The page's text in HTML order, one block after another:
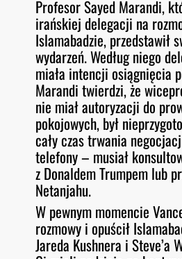
Profesor Sayed Marandi,
irańskiej delegacji na
Islamabadzie, przedstawił
wydarzeń. Według niego
miała intencji osiągnięcia
Marandi twierdzi, że
nie miał autoryzacji do
pokojowych, był
cały czas trwania
telefony – musiał
z Donaldem Trumpem lub
Netanjahu.
W pewnym momencie
rozmowy i opuścił
Jareda Kushnera i Steve’a